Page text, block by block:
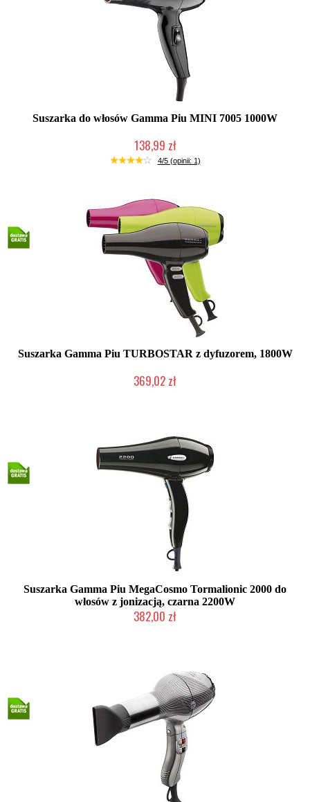
Suszarka do włosów Gamma Piu MINI 7005 1000W
138,99 zł
Duża ilość (wysyłka w 24h)
4/5 (opinii: 1)
Suszarka Gamma Piu TURBOSTAR z dyfuzorem, 1800W
369,02 zł
Suszarka Gamma Piu MegaCosmo Tormalionic 2000 do
włosów z jonizacją, czarna 2200W
382,00 zł